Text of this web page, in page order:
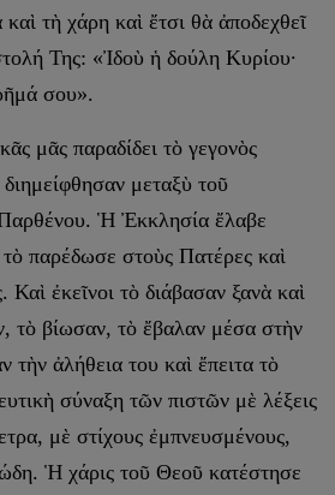
τὴ χάρη καὶ ἔτσι θὰ ἀποδεχθεῖ
Της: «Ἰδοὺ ἡ δούλη Κυρίου·
σου».
μᾶς παραδίδει τὸ γεγονὸς
μεταξὺ τοῦ
Ἡ Ἐκκλησία ἔλαβε
τὸ παρέδωσε στοὺς Πατέρες καὶ
ἐκεῖνοι τὸ διάβασαν ξανὰ καὶ
τὸ βίωσαν, τὸ ἔβαλαν μέσα στὴν
τὴν ἀλήθεια του καὶ ἔπειτα τὸ
σύναξη τῶν πιστῶν μὲ λέξεις
μὲ στίχους ἐμπνευσμένους,
Ἡ χάρις τοῦ Θεοῦ κατέστησε